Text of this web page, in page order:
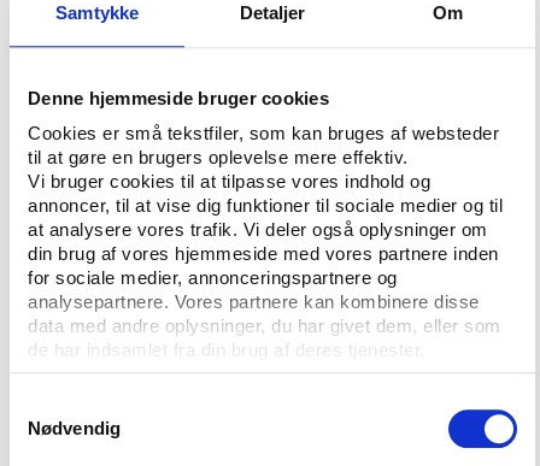
Samtykke Detaljer Om
Denne hjemmeside bruger cookies
Cookies er små tekstfiler, som kan bruges af websteder
til at gøre en brugers oplevelse mere effektiv.
Vi bruger cookies til at tilpasse vores indhold og
annoncer, til at vise dig funktioner til sociale medier og til
at analysere vores trafik. Vi deler også oplysninger om
din brug af vores hjemmeside med vores partnere inden
for sociale medier, annonceringspartnere og
analysepartnere. Vores partnere kan kombinere disse
data med andre oplysninger, du har givet dem, eller som
de har indsamlet fra din brug af deres tjenester.
Nødvendig
spørgeskema, ligesom forskningsprojektet søger at
afdække en lang række generelle strukturelle og
øvrige 15 lande.
Omfattende dataindsamling
Den internationale forskergruppe bag undersøgelsen
med den belgiske forsker, professor Veerle de
Bosscher fra Vrije Universiteit i Bruxelles i spidsen,
har på baggrund af tidligere, mindre
forskningsundersøgelser identificeret i alt 126
betydning for, om et lands elitesportssystem er